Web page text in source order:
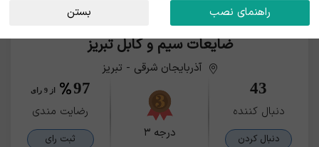
ضایعات سیم و کابل تبریز
آذربایجان شرقی - تبریز
43
دنبال کننده
دنبال کردن درجه ۳
97 از 9 رای
رضایت مندی
ثبت رای
راهنمای نصب بستن